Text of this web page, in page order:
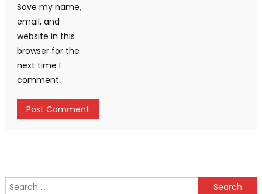
Save my name,
email, and
website in this
browser for the
next time I
comment.
Search